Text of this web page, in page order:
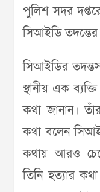
পুলিশ সদর
সিআইডি তদন্তের
সিআইডির
স্থানীয় এক
কথা জানান।
কথা বলেন
কথায় আরও
তিনি হত্যার